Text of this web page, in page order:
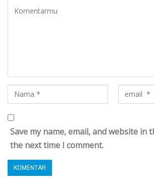
Save my name, email, and website in
the next time I comment.